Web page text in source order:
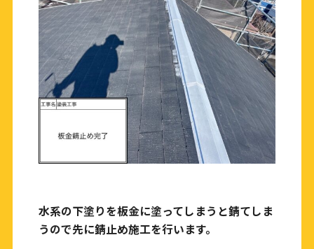
水系の下塗りを板金に塗ってしまうと錆てしま
うので先に錆止め施工を行います。